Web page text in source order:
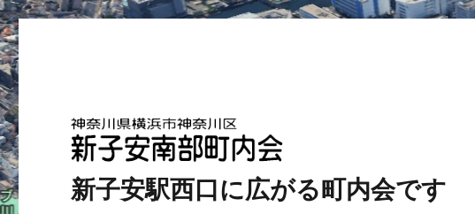
新子安駅西口に広がる町内会です